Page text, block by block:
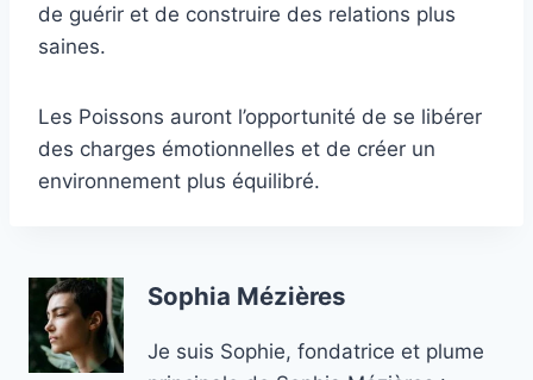
de guérir et de construire des relations plus
saines.
Les Poissons auront l’opportunité de se libérer
des charges émotionnelles et de créer un
environnement plus équilibré.
Sophia Mézières
Je suis Sophie, fondatrice et plume